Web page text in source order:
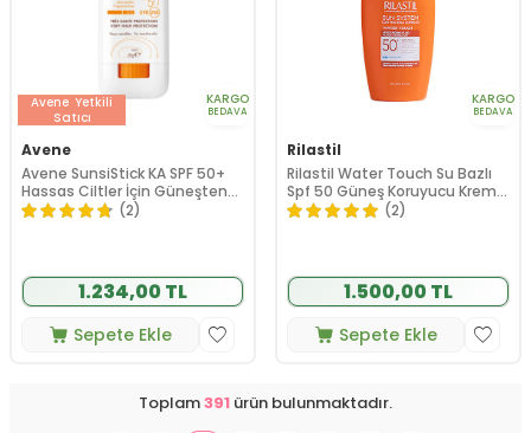
Avene Yetkili
Satıcı
KARGO
BEDAVA
Avene
Avene SunsiStick KA SPF 50+
Hassas Ciltler İçin Güneşten
Koruyucu Stick 20 gr
(2)
1.234,00 TL
Sepete Ekle
KARGO
BEDAVA
Rilastil
Rilastil Water Touch Su Bazlı
Spf 50 Güneş Koruyucu Krem
50 ml
(2)
1.500,00 TL
Sepete Ekle
Toplam391 ürün bulunmaktadır.